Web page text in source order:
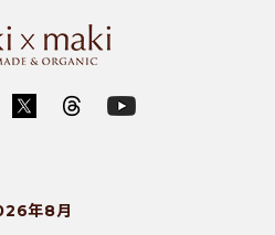
年8月